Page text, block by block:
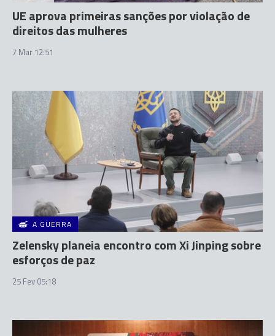
UE aprova primeiras sanções por violação de
direitos das mulheres
7 Mar 12:51
A GUERRA
Zelensky planeia encontro com Xi Jinping sobre
esforços de paz
25 Fev 05:18